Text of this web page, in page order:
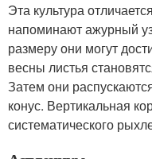
Эта культура
напоминают ажурный
размеру они могут
весны листья
Затем они
конус. Вертикальная
систематического